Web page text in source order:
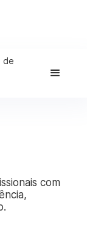
com